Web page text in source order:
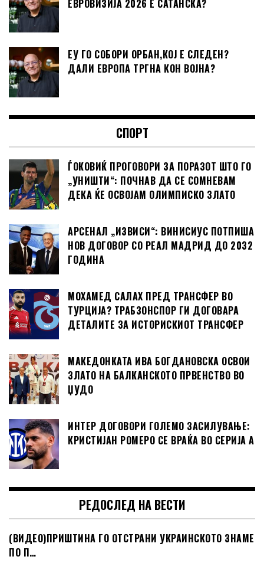
ЕВРОВИЗИЈА 2026 Е САТАНСКА?
ЕУ ГО СОБОРИ ОРБАН,КОЈ Е СЛЕДЕН?
ДАЛИ ЕВРОПА ТРГНА КОН ВОЈНА?
СПОРТ
ЃОКОВИЌ ПРОГОВОРИ ЗА ПОРАЗОТ ШТО ГО
„УНИШТИ“: ПОЧНАВ ДА СЕ СОМНЕВАМ
ДЕКА ЌЕ ОСВОЈАМ ОЛИМПИСКО ЗЛАТО
АРСЕНАЛ „ИЗВИСИ“: ВИНИСИУС ПОТПИША
НОВ ДОГОВОР СО РЕАЛ МАДРИД ДО 2032
ГОДИНА
МОХАМЕД САЛАХ ПРЕД ТРАНСФЕР ВО
ТУРЦИЈА? ТРАБЗОНСПОР ГИ ДОГОВАРА
ДЕТАЛИТЕ ЗА ИСТОРИСКИОТ ТРАНСФЕР
МАКЕДОНКАТА ИВА БОГДАНОВСКА ОСВОИ
ЗЛАТО НА БАЛКАНСКОТО ПРВЕНСТВО ВО
ЏУДО
ИНТЕР ДОГОВОРИ ГОЛЕМО ЗАСИЛУВАЊЕ:
КРИСТИЈАН РОМЕРО СЕ ВРАЌА ВО СЕРИЈА А
РЕДОСЛЕД НА ВЕСТИ
(ВИДЕО)ПРИШТИНА ГО ОТСТРАНИ УКРАИНСКОТО ЗНАМЕ
ПО П…